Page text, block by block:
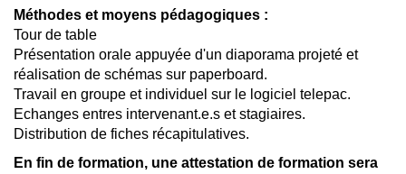
Méthodes et moyens pédagogiques :
Tour de table
Présentation orale appuyée d'un diaporama projeté et
réalisation de schémas sur paperboard.
Travail en groupe et individuel sur le logiciel telepac.
Echanges entres intervenant.e.s et stagiaires.
Distribution de fiches récapitulatives.
En fin de formation, une attestation de formation sera